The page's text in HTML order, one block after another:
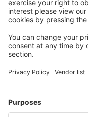
Cazarea
Alege din peste
Cele mai
Cazare în București